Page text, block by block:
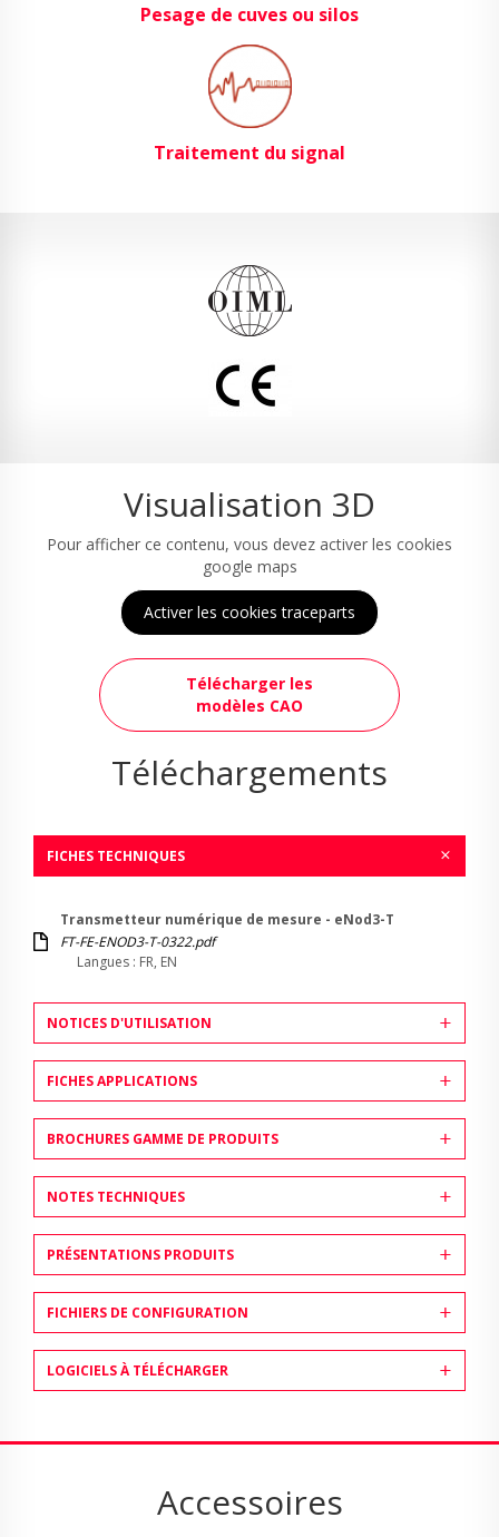
Pesage de cuves ou silos
Traitement du signal
Visualisation 3D
Pour afficher ce contenu, vous devez activer les cookies
google maps
Activer les cookies traceparts
Télécharger les
modèles CAO
Téléchargements
FICHES TECHNIQUES
Transmetteur numérique de mesure - eNod3-T
FT-FE-ENOD3-T-0322.pdf
Langues : FR, EN
NOTICES D'UTILISATION
FICHES APPLICATIONS
BROCHURES GAMME DE PRODUITS
NOTES TECHNIQUES
PRÉSENTATIONS PRODUITS
FICHIERS DE CONFIGURATION
LOGICIELS À TÉLÉCHARGER
Accessoires